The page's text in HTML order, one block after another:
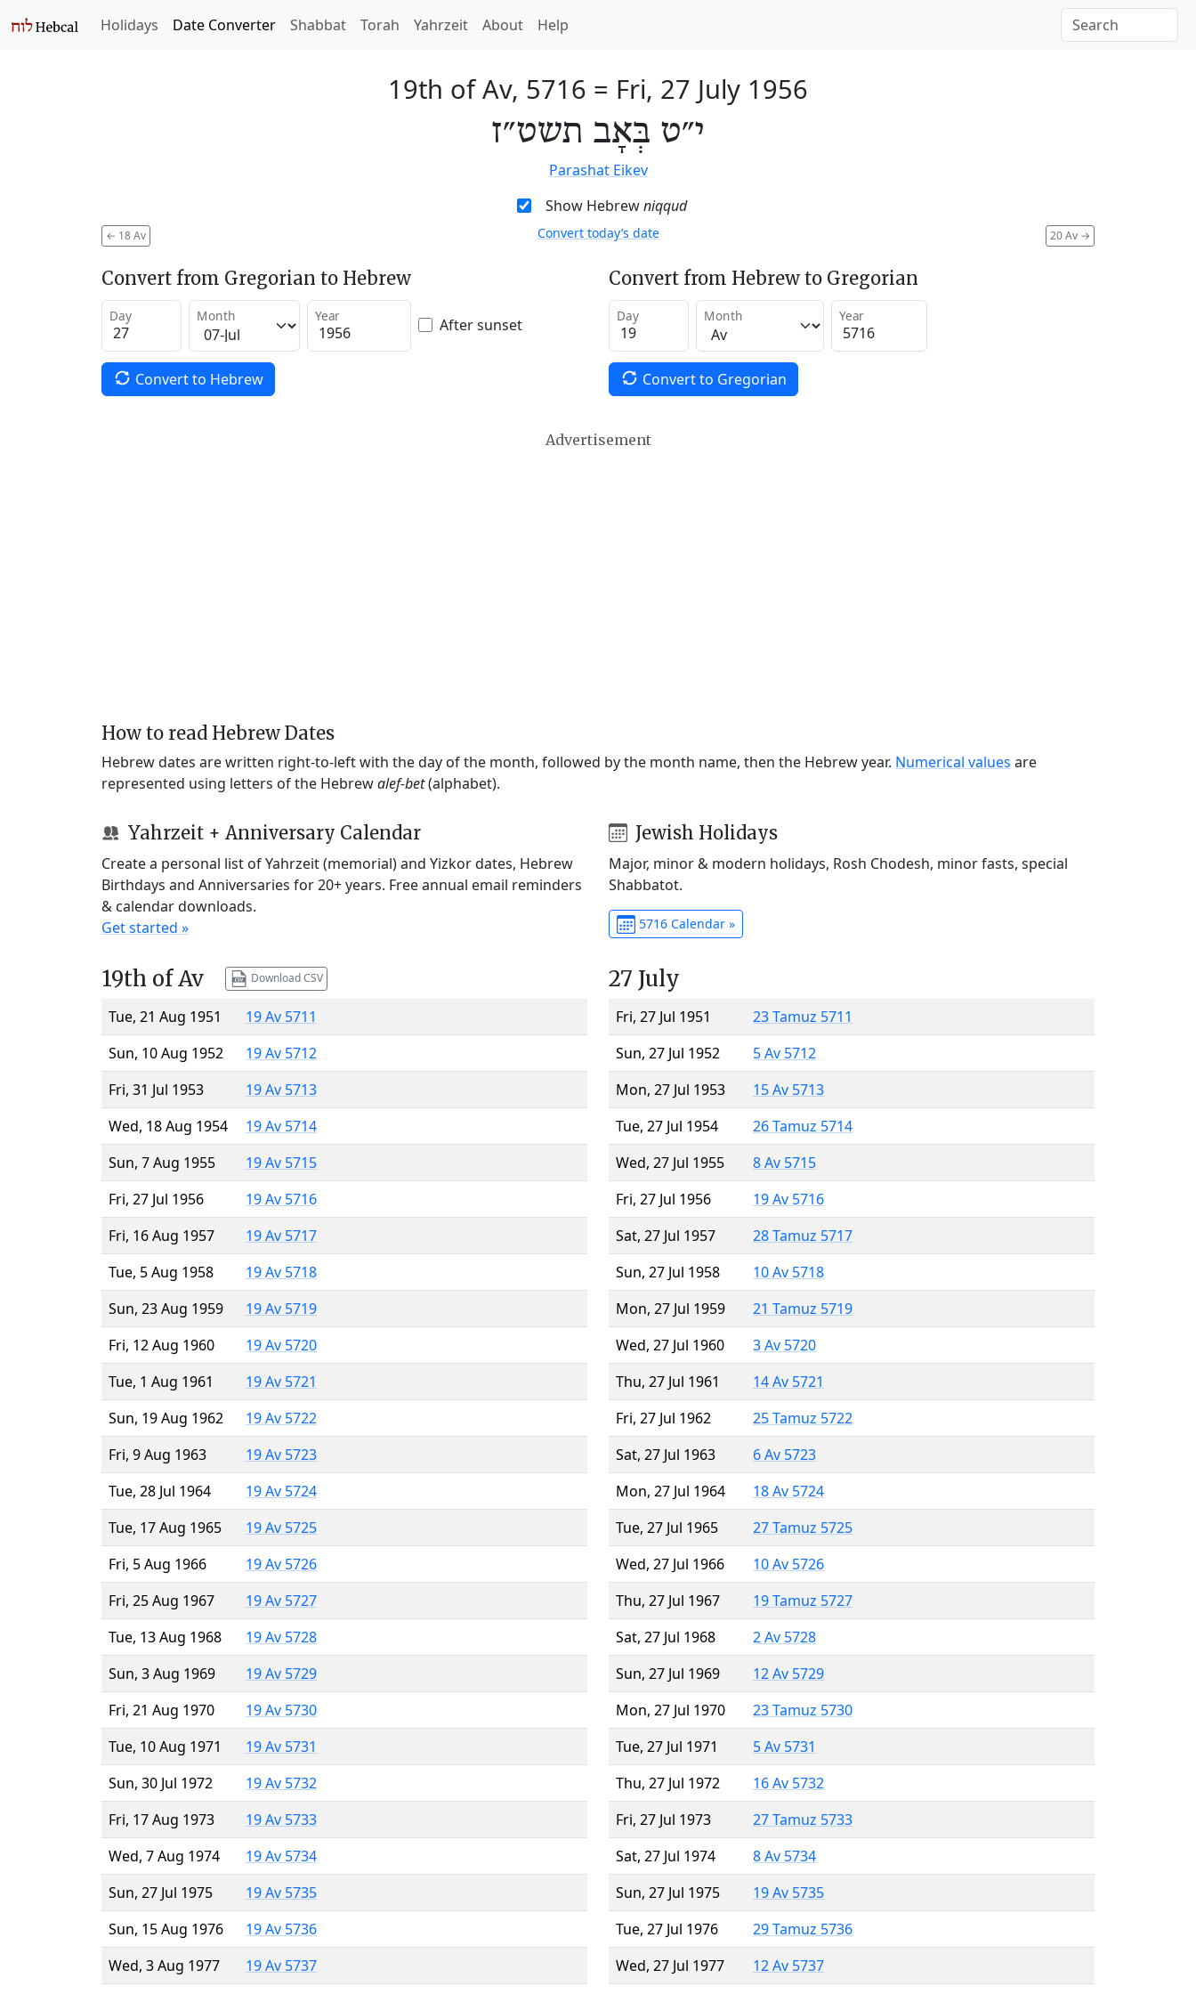
Holidays Date Converter Shabbat Torah Yahrzeit About Help
19th of Av, 5716 = Fri, 27 July 1956
י״ט בְּאָב תשט״ז
Parashat Eikev
Show Hebrewniqqud
← 18 Av 20 Av →
Convert today’s date
Convert from Gregorian to Hebrew
Day Month Year After sunset
Convert to Hebrew
Convert from Hebrew to Gregorian
Day Month Year
Convert to Gregorian
Advertisement
How to read Hebrew Dates
Hebrew dates are written right-to-left with the day of the month, followed by the month name, then the Hebrew year. Numerical values are
represented using letters of the Hebrewalef-bet(alphabet).
Yahrzeit + Anniversary Calendar
Create a personal list of Yahrzeit (memorial) and Yizkor dates, Hebrew
Birthdays and Anniversaries for 20+ years. Free annual email reminders
& calendar downloads.
Get started »
Jewish Holidays
Major, minor & modern holidays, Rosh Chodesh, minor fasts, special
Shabbatot.
5716 Calendar »
19th of Av Download CSV
Tue, 21 Aug 1951
19 Av 5711
Sun, 10 Aug 1952
19 Av 5712
Fri, 31 Jul 1953
19 Av 5713
Wed, 18 Aug 1954
19 Av 5714
Sun, 7 Aug 1955
19 Av 5715
Fri, 27 Jul 1956
19 Av 5716
Fri, 16 Aug 1957
19 Av 5717
Tue, 5 Aug 1958
19 Av 5718
Sun, 23 Aug 1959
19 Av 5719
Fri, 12 Aug 1960
19 Av 5720
Tue, 1 Aug 1961
19 Av 5721
Sun, 19 Aug 1962
19 Av 5722
Fri, 9 Aug 1963
19 Av 5723
Tue, 28 Jul 1964
19 Av 5724
Tue, 17 Aug 1965
19 Av 5725
Fri, 5 Aug 1966
19 Av 5726
Fri, 25 Aug 1967
19 Av 5727
Tue, 13 Aug 1968
19 Av 5728
Sun, 3 Aug 1969
19 Av 5729
Fri, 21 Aug 1970
19 Av 5730
Tue, 10 Aug 1971
19 Av 5731
Sun, 30 Jul 1972
19 Av 5732
Fri, 17 Aug 1973
19 Av 5733
Wed, 7 Aug 1974
19 Av 5734
Sun, 27 Jul 1975
19 Av 5735
Sun, 15 Aug 1976
19 Av 5736
Wed, 3 Aug 1977
19 Av 5737
27 July
Fri, 27 Jul 1951
23 Tamuz 5711
Sun, 27 Jul 1952
5 Av 5712
Mon, 27 Jul 1953
15 Av 5713
Tue, 27 Jul 1954
26 Tamuz 5714
Wed, 27 Jul 1955
8 Av 5715
Fri, 27 Jul 1956
19 Av 5716
Sat, 27 Jul 1957
28 Tamuz 5717
Sun, 27 Jul 1958
10 Av 5718
Mon, 27 Jul 1959
21 Tamuz 5719
Wed, 27 Jul 1960
3 Av 5720
Thu, 27 Jul 1961
14 Av 5721
Fri, 27 Jul 1962
25 Tamuz 5722
Sat, 27 Jul 1963
6 Av 5723
Mon, 27 Jul 1964
18 Av 5724
Tue, 27 Jul 1965
27 Tamuz 5725
Wed, 27 Jul 1966
10 Av 5726
Thu, 27 Jul 1967
19 Tamuz 5727
Sat, 27 Jul 1968
2 Av 5728
Sun, 27 Jul 1969
12 Av 5729
Mon, 27 Jul 1970
23 Tamuz 5730
Tue, 27 Jul 1971
5 Av 5731
Thu, 27 Jul 1972
16 Av 5732
Fri, 27 Jul 1973
27 Tamuz 5733
Sat, 27 Jul 1974
8 Av 5734
Sun, 27 Jul 1975
19 Av 5735
Tue, 27 Jul 1976
29 Tamuz 5736
Wed, 27 Jul 1977
12 Av 5737